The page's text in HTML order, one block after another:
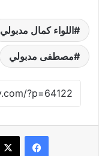
اللواء كمال مدبولي
مصطفى مدبولي